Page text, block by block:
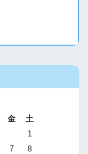
金
土
1
7
8